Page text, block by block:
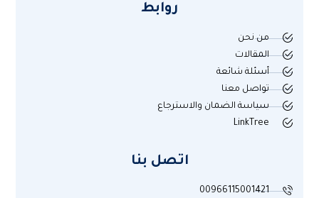
روابط
من نحن
المقالات
أسئلة شائعة
تواصل معنا
سياسة الضمان والاسترجاع
LinkTree
اتصل بنا
00966115001421